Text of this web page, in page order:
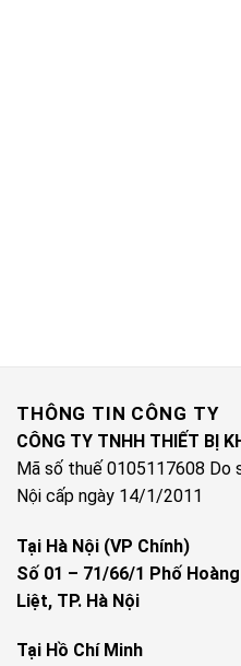
THÔNG TIN CÔNG TY
CÔNG TY TNHH THIẾT BỊ
Mã số thuế 0105117608 Do
Nội cấp ngày 14/1/2011
Tại Hà Nội (VP Chính)
Số 01 – 71/66/1 Phố
Liệt, TP. Hà Nội
Tại Hồ Chí Minh